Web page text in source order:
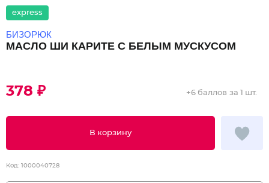
express
БИЗОРЮК
МАСЛО ШИ КАРИТЕ С БЕЛЫМ МУСКУСОМ
378 ₽
В корзину
+6 баллов за 1 шт.
Код: 1000040728